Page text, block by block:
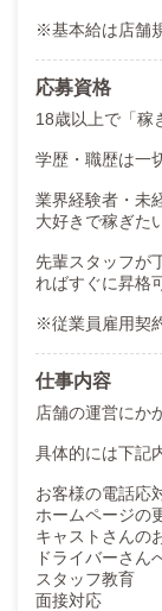
※基本給は店舗
応募資格
18歳以上で「稼
学歴・職歴は一
業界経験者・未
大好きで稼ぎた
先輩スタッフが
ればすぐに昇格
※従業員雇用契
仕事内容
店舗の運営にか
具体的には下記
お客様の電話応
ホームページの
キャストさんの
ドライバーさん
スタッフ教育
面接対応